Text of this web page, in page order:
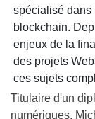
spécialisé dans
blockchain.
enjeux de la
des projets
ces sujets
Titulaire d'un
numériques,